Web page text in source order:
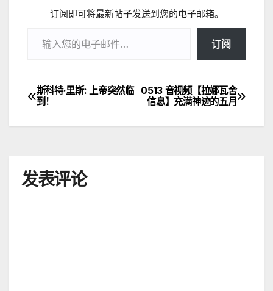
订阅即可将最新帖子发送到您的电子邮箱。
订阅
文
章
航
0513 音视频【拉娜瓦舍
信息】充满神迹的五月
斯科特·里斯: 上帝突然临
到！
发表评论